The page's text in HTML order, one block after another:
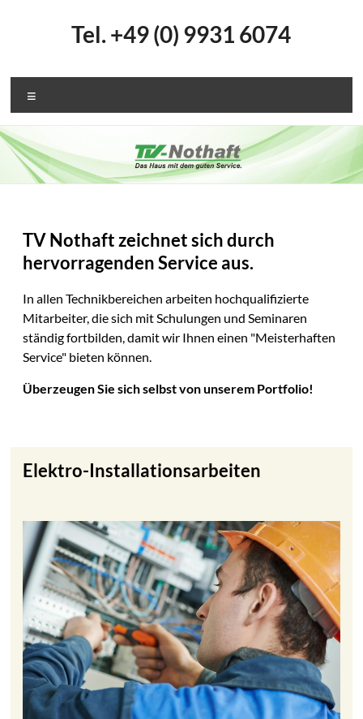
TVTel. +49 (0) 9931 6074
TV Nothaft zeichnet sich durch
hervorragenden Service aus.
In allen Technikbereichen arbeiten hochqualifizierte
Mitarbeiter, die sich mit Schulungen und Seminaren
ständig fortbilden, damit wir Ihnen einen "Meisterhaften
Service" bieten können.
Überzeugen Sie sich selbst von unserem Portfolio!
Elektro-Installationsarbeiten